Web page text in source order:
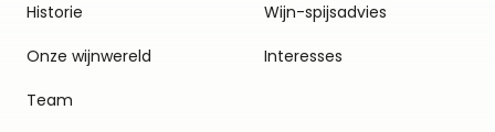
Historie
Onze wijnwereld
Team
Wijn-spijsadvies
Interesses